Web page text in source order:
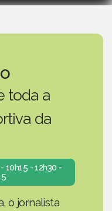
toda a
da
10h15 - 12h30 -
o jornalista